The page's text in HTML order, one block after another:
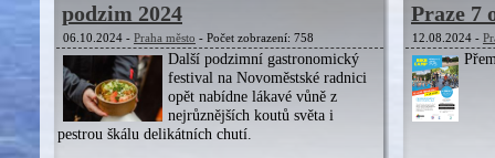
podzim 2024
06.10.2024 - Praha město - Počet zobrazení: 758
Další podzimní gastronomický
festival na Novoměstské radnici
opět nabídne lákavé vůně z
nejrůznějších koutů světa i
pestrou škálu delikátních chutí.
Praze 7
12.08.2024 -